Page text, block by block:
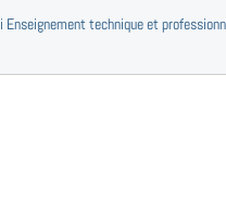
technique et